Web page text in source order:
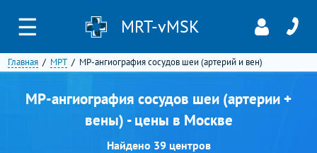
☰ MRT-vMSK
Главная МРТ МР-ангиография сосудов шеи (артерий и вен)
МР-ангиография сосудов шеи (артерии +
вены) - цены в Москве
Найдено 39 центров